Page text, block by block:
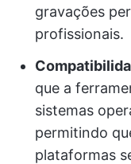
gravações
profissionais.
que a
sistemas
permitindo
plataformas